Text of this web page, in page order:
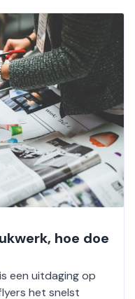
hoe doe
een uitdaging op
het snelst